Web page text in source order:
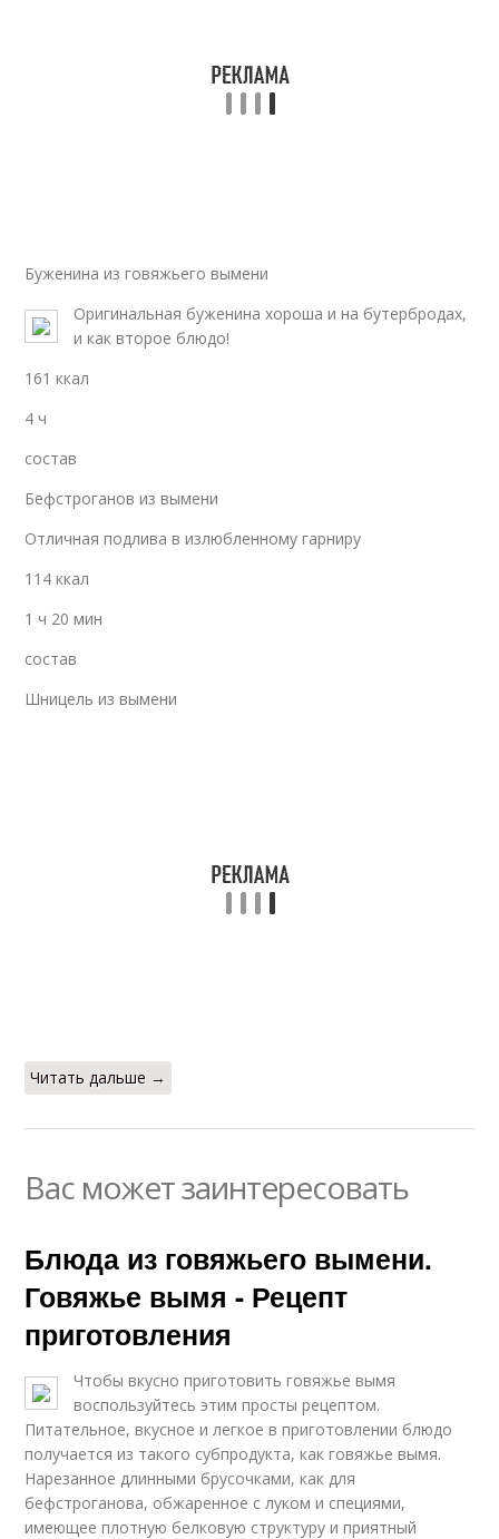
Буженина из говяжьего вымени
Оригинальная буженина хороша и на бутербродах,
и как второе блюдо!
161 ккал
4 ч
состав
Бефстроганов из вымени
Отличная подлива в излюбленному гарниру
114 ккал
1 ч 20 мин
состав
Шницель из вымени
Читать дальше →
Вас может заинтересовать
Блюда из говяжьего вымени.
Говяжье вымя - Рецепт
приготовления
Чтобы вкусно приготовить говяжье вымя
воспользуйтесь этим просты рецептом.
Питательное, вкусное и легкое в приготовлении блюдо
получается из такого субпродукта, как говяжье вымя.
Нарезанное длинными брусочками, как для
бефстроганова, обжаренное с луком и специями,
имеющее плотную белковую структуру и приятный